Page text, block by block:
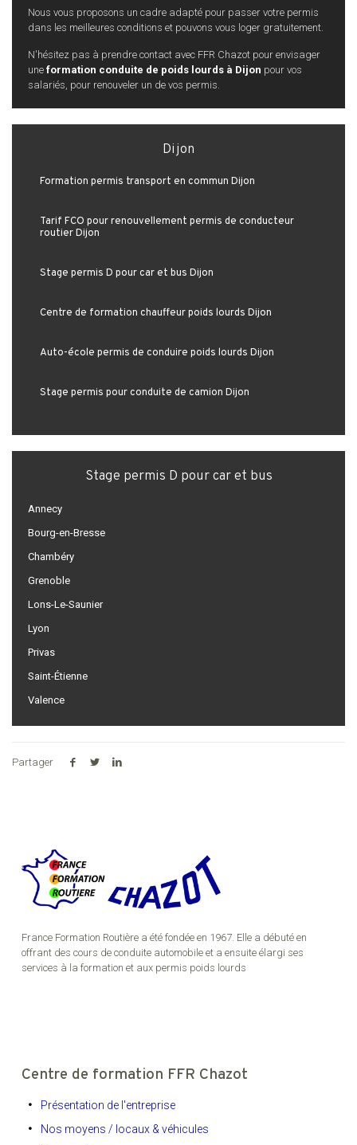
Nous vous proposons un cadre adapté pour passer votre permis
dans les meilleures conditions et pouvons vous loger gratuitement.
N'hésitez pas à prendre contact avec FFR Chazot pour envisager
une formation conduite de poids lourds à Dijon pour vos
salariés, pour renouveler un de vos permis.
Dijon
Formation permis transport en commun Dijon
Tarif FCO pour renouvellement permis de conducteur
routier Dijon
Stage permis D pour car et bus Dijon
Centre de formation chauffeur poids lourds Dijon
Auto-école permis de conduire poids lourds Dijon
Stage permis pour conduite de camion Dijon
Stage permis D pour car et bus
Annecy
Bourg-en-Bresse
Chambéry
Grenoble
Lons-Le-Saunier
Lyon
Privas
Saint-Étienne
Valence
Partager
France Formation Routière a été fondée en 1967. Elle a débuté en
offrant des cours de conduite automobile et a ensuite élargi ses
services à la formation et aux permis poids lourds
Centre de formation FFR Chazot
Présentation de l'entreprise
Nos moyens / locaux & véhicules